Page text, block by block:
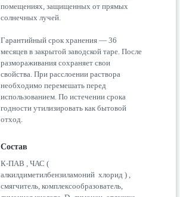
помещениях, защищенных от прямых
солнечных лучей.
Гарантийный срок хранения — 36
месяцев в закрытой заводской таре. После
размораживания сохраняет свои
свойства. При расслоении раствора
необходимо перемешать перед
использованием. По истечении срока
годности утилизировать как бытовой
отход.
Состав
К-ПАВ , ЧАС (
алкилдиметилбензиламоний хлорид ) ,
смягчитель, комплексообразователь,